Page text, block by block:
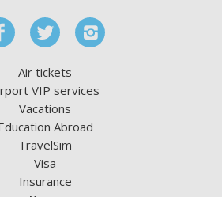
Air tickets
VIP services
Vacations
Abroad
TravelSim
Visa
Insurance